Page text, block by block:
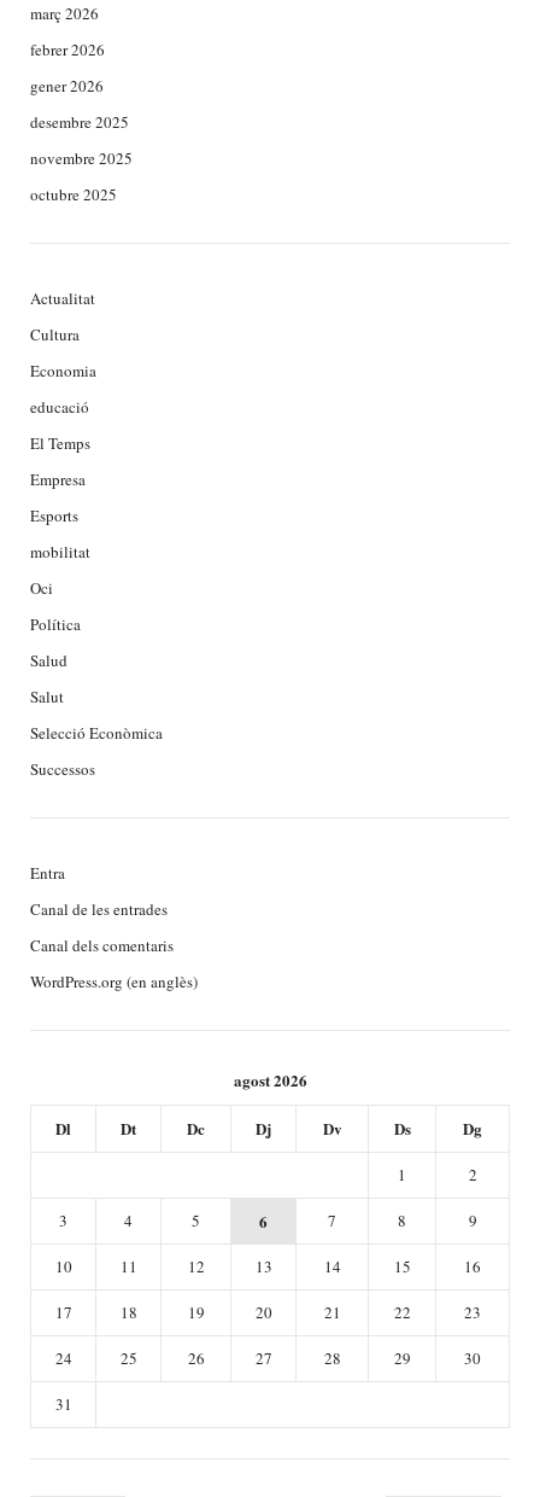
març 2026
febrer 2026
gener 2026
desembre 2025
novembre 2025
octubre 2025
Actualitat
Cultura
Economia
educació
El Temps
Empresa
Esports
mobilitat
Oci
Política
Salud
Salut
Selecció Econòmica
Successos
Entra
Canal de les entrades
Canal dels comentaris
WordPress.org (en anglès)
agost 2026
Dl Dt Dc Dj Dv Ds Dg
1 2
3 4 5 6 7 8 9
10 11 12 13 14 15 16
17 18 19 20 21 22 23
24 25 26 27 28 29 30
31